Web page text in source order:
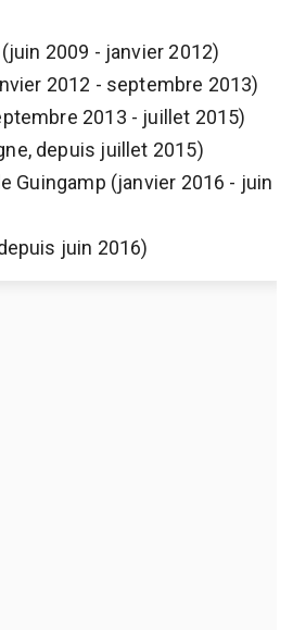
2009 - janvier 2012)
2012 - septembre 2013)
2013 - juillet 2015)
depuis juillet 2015)
Guingamp (janvier 2016 - juin
juin 2016)